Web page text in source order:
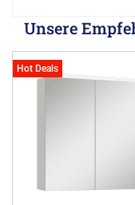
Unsere
Hot Deals